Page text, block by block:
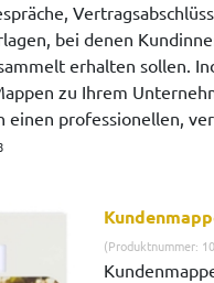
bei denen
erhalten sollen.
zu Ihrem
einen professionellen,
(Produktnummer: